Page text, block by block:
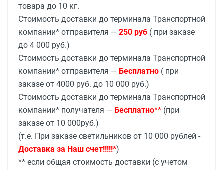
товара до 10 кг.
Стоимость доставки до терминала Транспортной
компании* отправителя — 250 руб ( при заказе
до 4 000 руб.)
Стоимость доставки до терминала Транспортной
компании* отправителя — Бесплатно ( при
заказе от 4000 руб. до 10 000 руб.)
Стоимость доставки до терминала Транспортной
компании* получателя — Бесплатно** (при
заказе от 10 000руб.)
(т.е. При заказе светильников от 10 000 рублей -
Доставка за Наш счет!!!!!*)
** если общая стоимость доставки (с учетом